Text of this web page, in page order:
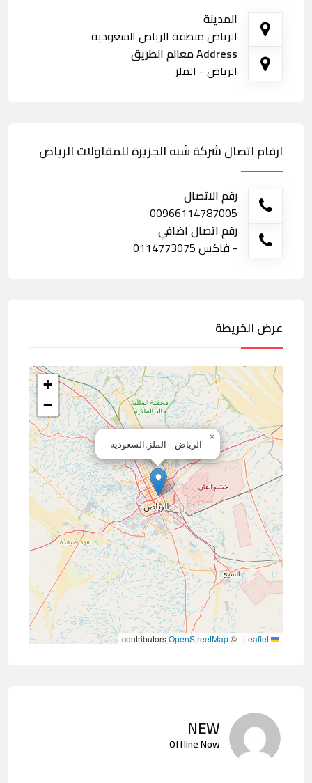
المدينة
الرياض منطقة الرياض السعودية
Address معالم الطريق
الرياض - الملز
ارقام اتصال شركة شبه الجزيرة للمقاولات الرياض
رقم الاتصال
00966114787005
رقم اتصال اضافي
- فاكس 0114773075
عرض الخريطة
الرياض - الملز,السعودية
×
+
−
|
©
OpenStreetMap
NEW
Offline Now